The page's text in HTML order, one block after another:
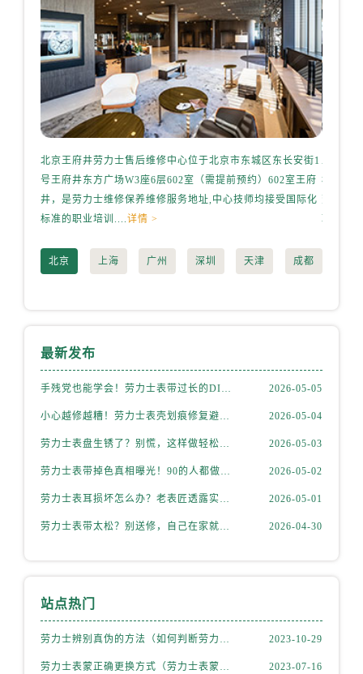
北京王府井劳力士售后维修中心位于北京市东城区东长安街1
号王府井东方广场W3座6层602室（需提前预约）602室王府
井，是劳力士维修保养维修服务地址,中心技师均接受国际化
标准的职业培训....详情 >
上海港
桥路3号
职业培
北京 上海 广州 深圳 天津 成都
最新发布
手残党也能学会！劳力士表带过长的DIY调整方法 2026-05-05
小心越修越糟！劳力士表壳划痕修复避坑指南 2026-05-04
劳力士表盘生锈了？别慌，这样做轻松拯救爱表！ 2026-05-03
劳力士表带掉色真相曝光！90的人都做错了 2026-05-02
劳力士表耳损坏怎么办？老表匠透露实用妙招 2026-05-01
劳力士表带太松？别送修，自己在家就能搞定 2026-04-30
站点热门
劳力士辨别真伪的方法（如何判断劳力士的真假） 2023-10-29
劳力士表蒙正确更换方式（劳力士表蒙更换知识） 2023-07-16